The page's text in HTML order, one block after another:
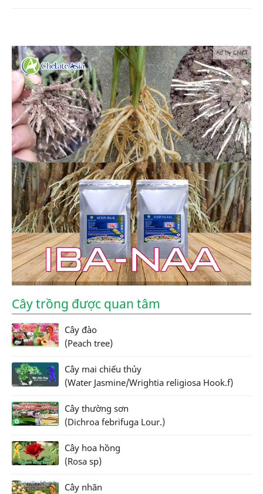
Ad by CNCT
Cây trồng được quan tâm
Cây đào
(Peach tree)
Cây mai chiếu thủy
(Water Jasmine/Wrightia religiosa Hook.f)
Cây thường sơn
(Dichroa febrifuga Lour.)
Cây hoa hồng
(Rosa sp)
Cây nhãn